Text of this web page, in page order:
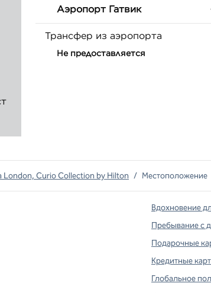
Аэропорт Гатвик
Трансфер из аэропорта
Не предоставляется
London, Curio Collection by Hilton / Местоположение
Вдохновение
Пребывание с
Подарочные
Кредитные
Глобальное